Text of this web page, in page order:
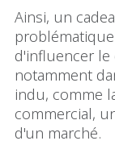
Ainsi, un
d'influencer
notamment
indu, comme
commercial,
d'un marché.